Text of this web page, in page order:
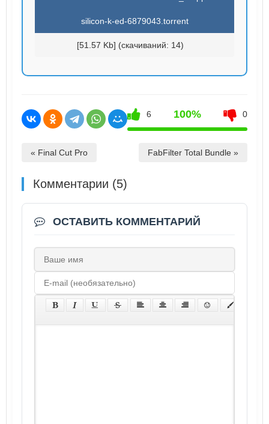
silicon-k-ed-6879043.torrent
[51.57 Kb] (cкачиваний: 14)
6 100% 0
« Final Cut Pro FabFilter Total Bundle »
Комментарии (5)
ОСТАВИТЬ КОММЕНТАРИЙ